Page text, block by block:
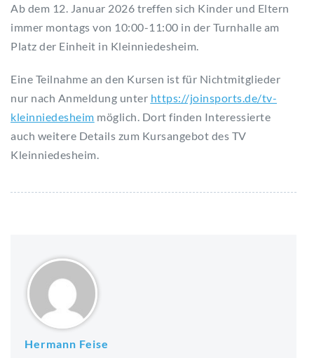
Ab dem 12. Januar 2026 treffen sich Kinder und Eltern
immer montags von 10:00-11:00 in der Turnhalle am
Platz der Einheit in Kleinniedesheim.
Eine Teilnahme an den Kursen ist für Nichtmitglieder
nur nach Anmeldung unter https://joinsports.de/tv-
kleinniedesheim möglich. Dort finden Interessierte
auch weitere Details zum Kursangebot des TV
Kleinniedesheim.
Hermann Feise